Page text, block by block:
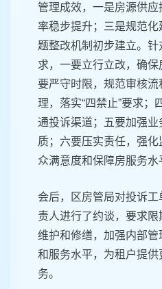
管理成效，一是房源供
率稳步提升；三是规范化
题整改机制初步建立。
求，一要立行立改，确
要严守时限，规范审核
理，落实“四禁止”要求；
通投诉渠道；五要加强
质；六要压实责任，强
众满意度和保障房服务水
会后，区房管局对投诉
责人进行了约谈，要求
维护和修缮，加强内部
和服务水平，为租户提
务。